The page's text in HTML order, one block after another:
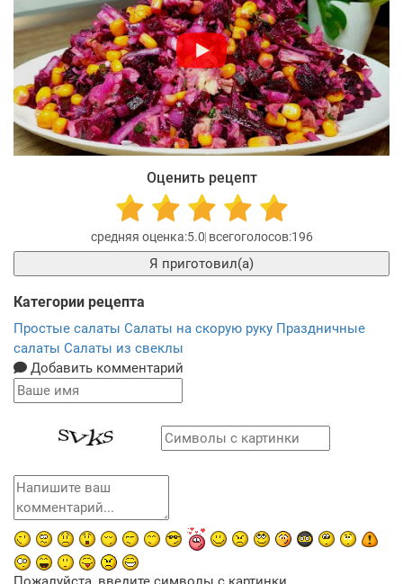
Оценить рецепт
5.0 196
Я приготовил(а)
Категории рецепта
Простые салаты Салаты на скорую руку Праздничные
салаты Салаты из свеклы
Добавить комментарий